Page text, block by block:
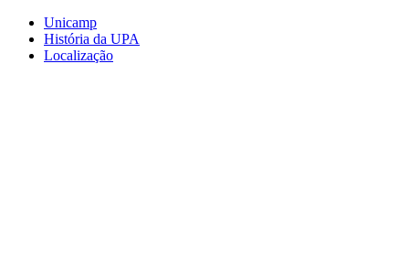
Conteúdo principal
Unicamp
História da UPA
Localização